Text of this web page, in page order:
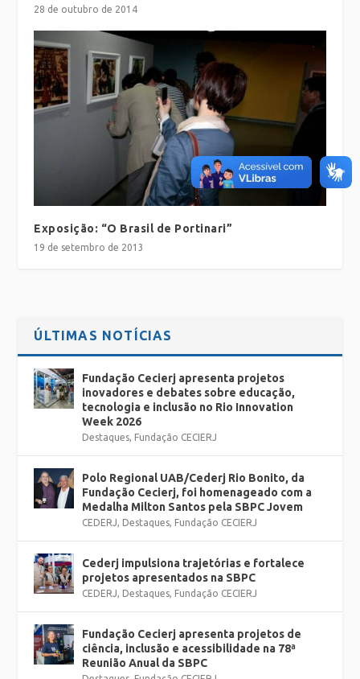
28 de outubro de 2014
Exposição: “O Brasil de Portinari”
19 de setembro de 2013
ÚLTIMAS NOTÍCIAS
Fundação Cecierj apresenta projetos
inovadores e debates sobre educação,
tecnologia e inclusão no Rio Innovation
Week 2026
Destaques, Fundação CECIERJ
Polo Regional UAB/Cederj Rio Bonito, da
Fundação Cecierj, foi homenageado com a
Medalha Milton Santos pela SBPC Jovem
CEDERJ, Destaques, Fundação CECIERJ
Cederj impulsiona trajetórias e fortalece
projetos apresentados na SBPC
CEDERJ, Destaques, Fundação CECIERJ
Fundação Cecierj apresenta projetos de
ciência, inclusão e acessibilidade na 78ª
Reunião Anual da SBPC